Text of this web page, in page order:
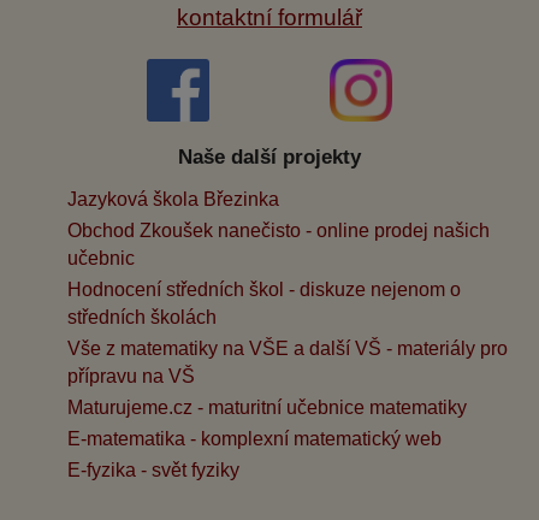
kontaktní formulář
Naše další projekty
Jazyková škola Březinka
Obchod Zkoušek nanečisto - online prodej našich
učebnic
Hodnocení středních škol - diskuze nejenom o
středních školách
Vše z matematiky na VŠE a další VŠ - materiály pro
přípravu na VŠ
Maturujeme.cz - maturitní učebnice matematiky
E-matematika - komplexní matematický web
E-fyzika - svět fyziky